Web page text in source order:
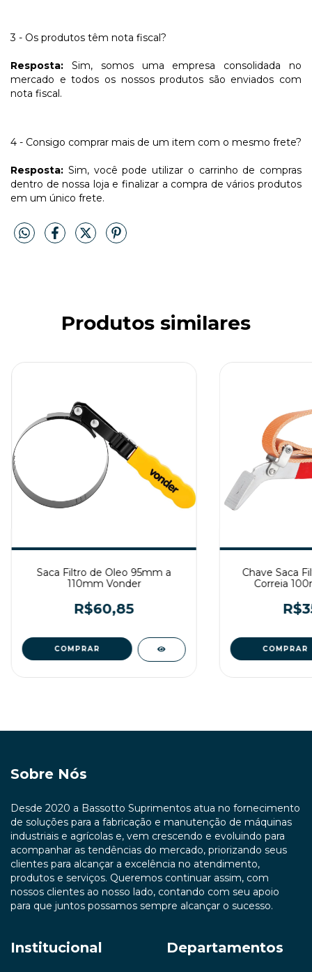
3 - Os produtos têm nota fiscal?
Resposta: Sim, somos uma empresa consolidada no
mercado e todos os nossos produtos são enviados com
nota fiscal.
4 - Consigo comprar mais de um item com o mesmo frete?
Resposta: Sim, você pode utilizar o carrinho de compras
dentro de nossa loja e finalizar a compra de vários produtos
em um único frete.
Produtos similares
Saca Filtro de Oleo 95mm a
110mm Vonder
R$60,85
Chave Saca
Correia
Sobre Nós
Desde 2020 a Bassotto Suprimentos atua no fornecimento
de soluções para a fabricação e manutenção de máquinas
industriais e agrícolas e, vem crescendo e evoluindo para
acompanhar as tendências do mercado, priorizando seus
clientes para alcançar a excelência no atendimento,
produtos e serviços. Queremos continuar assim, com
nossos clientes ao nosso lado, contando com seu apoio
para que juntos possamos sempre alcançar o sucesso.
Institucional Departamentos